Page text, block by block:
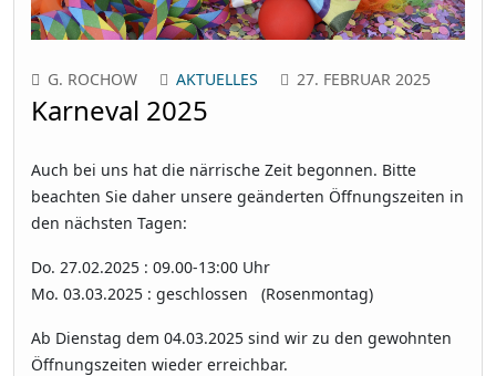
G. ROCHOW AKTUELLES 27. FEBRUAR 2025
Karneval 2025
Auch bei uns hat die närrische Zeit begonnen. Bitte
beachten Sie daher unsere geänderten Öffnungszeiten in
den nächsten Tagen:
Do. 27.02.2025 : 09.00-13:00 Uhr
Mo. 03.03.2025 : geschlossen (Rosenmontag)
Ab Dienstag dem 04.03.2025 sind wir zu den gewohnten
Öffnungszeiten wieder erreichbar.